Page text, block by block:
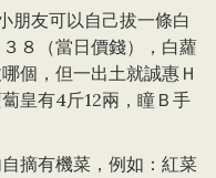
朋友可以自己拔一條白
８（當日價錢），白蘿
個，但一出土就誠惠Ｈ
皇有4斤12兩，瞳Ｂ手
摘有機菜，例如：紅菜